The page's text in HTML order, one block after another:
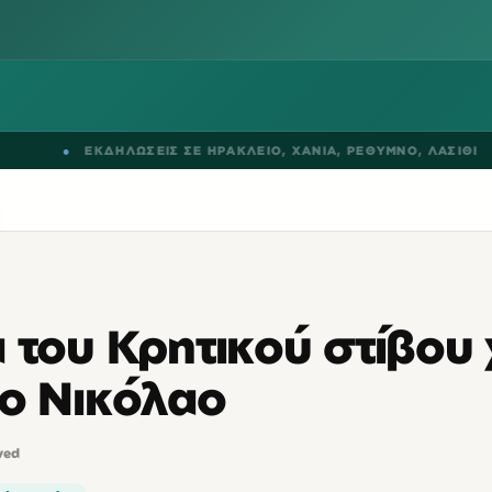
ΕΚΔΗΛΩΣΕΙΣ ΣΕΗΡΑΚΛΕΙΟ,ΧΑΝΙΑ, ΡΕΘΥΜΝΟ,ΛΑΣΙΘΙ
Κρητικού στίβου
Νικόλαο